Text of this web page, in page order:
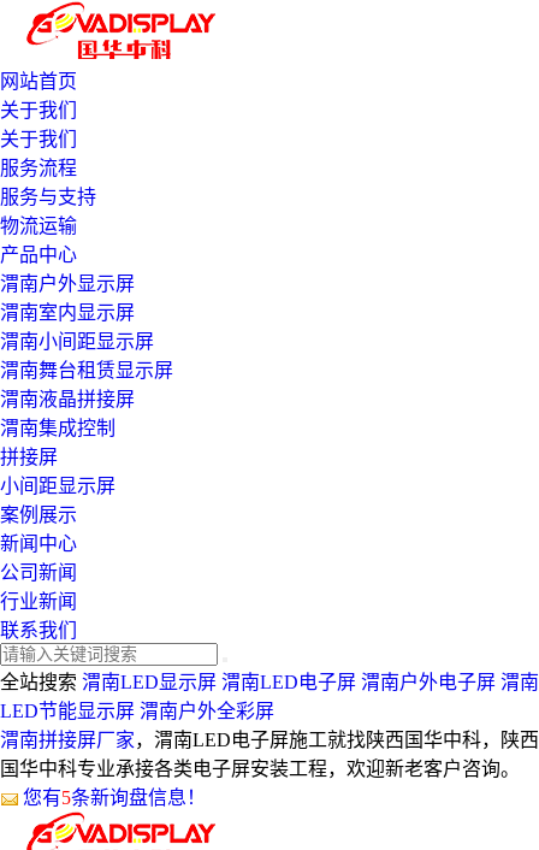
网站首页
关于我们
关于我们
服务流程
服务与支持
物流运输
产品中心
渭南户外显示屏
渭南室内显示屏
渭南小间距显示屏
渭南舞台租赁显示屏
渭南液晶拼接屏
渭南集成控制
拼接屏
小间距显示屏
案例展示
新闻中心
公司新闻
行业新闻
联系我们
全站搜索 渭南LED显示屏 渭南LED电子屏 渭南户外电子屏 渭南
LED节能显示屏 渭南户外全彩屏
渭南拼接屏厂家，渭南LED电子屏施工就找陕西国华中科，陕西
国华中科专业承接各类电子屏安装工程，欢迎新老客户咨询。
您有5条新询盘信息！